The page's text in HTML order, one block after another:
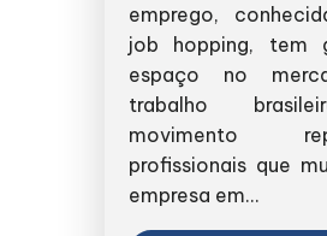
emprego,
job hopping, tem
espaço no
trabalho
movimento
profissionais que
empresa em...